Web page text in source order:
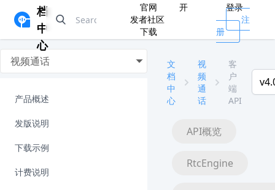
档
中
心
官网
开
发者社区
下载
登录
注
册
视频通话
产品概述
发版说明
下载示例
计费说明
文
档
中
心
视
频
通
话
客
户
端
API
API概览
RtcEngine